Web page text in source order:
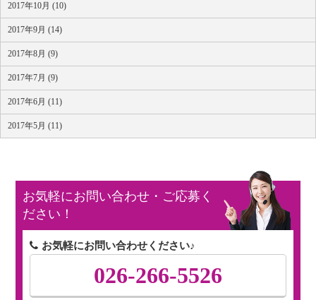
2017年10月 (10)
2017年9月 (14)
2017年8月 (9)
2017年7月 (9)
2017年6月 (11)
2017年5月 (11)
お気軽にお問い合わせ・ご応募く
ださい！
お気軽にお問い合わせください♪
026-266-5526